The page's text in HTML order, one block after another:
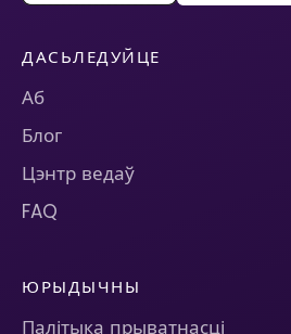
ДАСЬЛЕДУЙЦЕ
Аб
Блог
Цэнтр ведаў
FAQ
ЮРЫДЫЧНЫ
Палітыка прыватнасці